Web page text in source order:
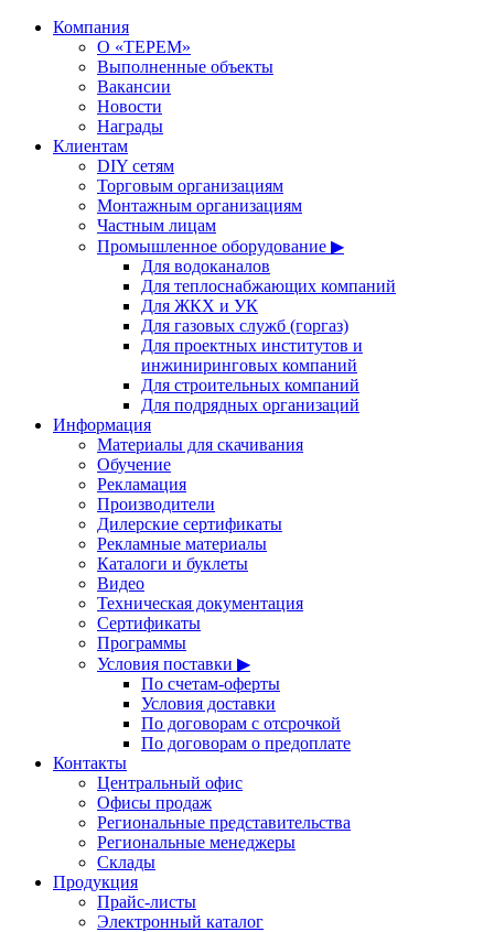
Компания
О «ТЕРЕМ»
Выполненные объекты
Вакансии
Новости
Награды
Клиентам
DIY сетям
Торговым организациям
Монтажным организациям
Частным лицам
Промышленное оборудование ▶
Для водоканалов
Для теплоснабжающих компаний
Для ЖКХ и УК
Для газовых служб (горгаз)
Для проектных институтов и
инжиниринговых компаний
Для строительных компаний
Для подрядных организаций
Информация
Материалы для скачивания
Обучение
Рекламация
Производители
Дилерские сертификаты
Рекламные материалы
Каталоги и буклеты
Видео
Техническая документация
Сертификаты
Программы
Условия поставки ▶
По счетам-оферты
Условия доставки
По договорам с отсрочкой
По договорам о предоплате
Контакты
Центральный офис
Офисы продаж
Региональные представительства
Региональные менеджеры
Склады
Продукция
Прайс-листы
Электронный каталог